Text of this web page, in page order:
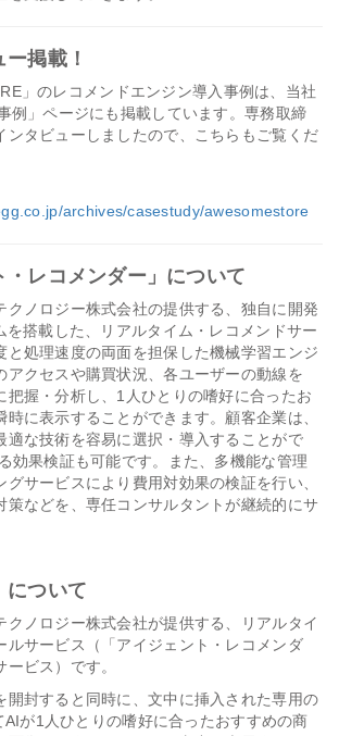
掲載！
」のレコメンドエンジン導入事例は、当社
例」ページにも掲載しています。専務取締
ンタビューしましたので、こちらもご覧くだ
archives/casestudy/awesomestore
・レコメンダー」について
クノロジー株式会社の提供する、独自に開発
を搭載した、リアルタイム・レコメンドサー
と処理速度の両面を担保した機械学習エンジ
アクセスや購買状況、各ユーザーの動線を
把握・分析し、1人ひとりの嗜好に合ったお
に表示することができます。顧客企業は、
適な技術を容易に選択・導入することがで
効果検証も可能です。また、多機能な管理
サービスにより費用対効果の検証を行い、
策などを、専任コンサルタントが継続的にサ
について
クノロジー株式会社が提供する、リアルタイ
ルサービス（「アイジェント・レコメンダ
ビス）です。
開封すると同時に、文中に挿入された専用の
が1人ひとりの嗜好に合ったおすすめの商